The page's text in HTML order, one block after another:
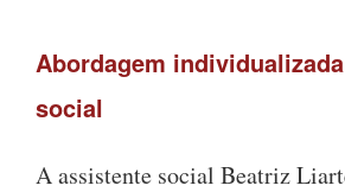
Abordagem
social
A assistente social Beatriz